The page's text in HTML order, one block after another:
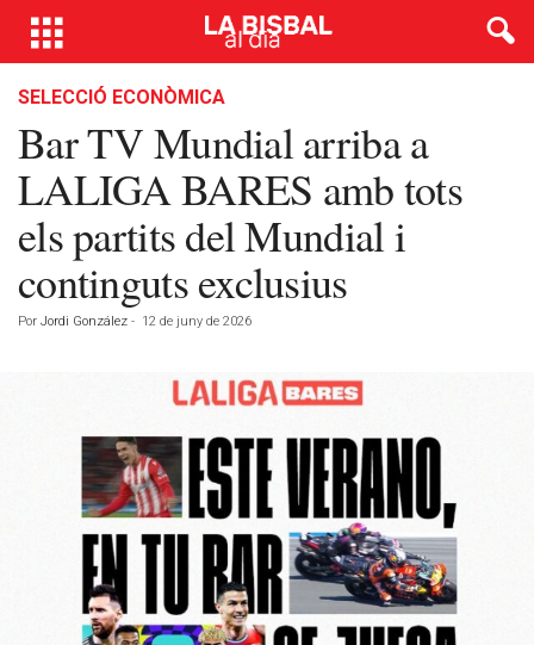
SELECCIÓ ECONÒMICA
Bar TV Mundial arriba a
LALIGA BARES amb tots
els partits del Mundial i
continguts exclusius
Por Jordi González - 12 de juny de 2026